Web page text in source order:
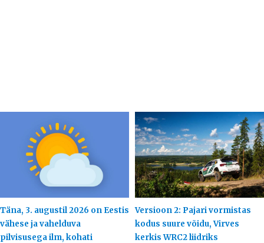
Täna, 3. augustil 2026 on Eestis
vähese ja vahelduva
pilvisusega ilm, kohati
Versioon 2: Pajari vormistas
kodus suure võidu, Virves
kerkis WRC2 liidriks